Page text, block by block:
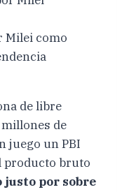
Milei como
de libre
de
juego un PBI
producto bruto
justo por sobre